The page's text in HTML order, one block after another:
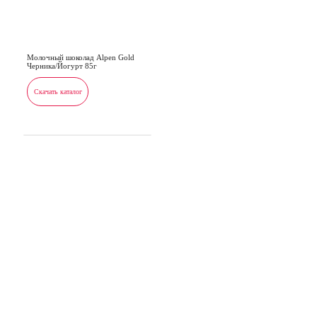
Молочный шоколад Alpen Gold
Черника/Йогурт 85г
Скачать каталог